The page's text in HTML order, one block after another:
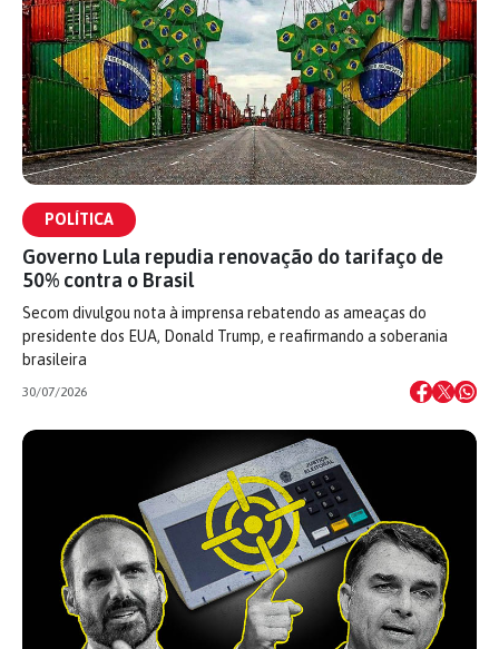
POLÍTICA
Governo Lula repudia renovação do tarifaço de
50% contra o Brasil
Secom divulgou nota à imprensa rebatendo as ameaças do
presidente dos EUA, Donald Trump, e reafirmando a soberania
brasileira
30/07/2026